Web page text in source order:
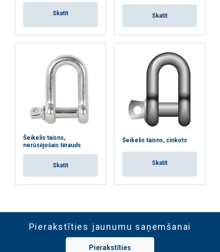
Skatīt Skatīt
Šeikelis taisns,
nerūsējošais tērauds
Skatīt
Šeikelis taisns, cinkots
Skatīt
Pierakstīties jaunumu saņemšanai
Pierakstīties